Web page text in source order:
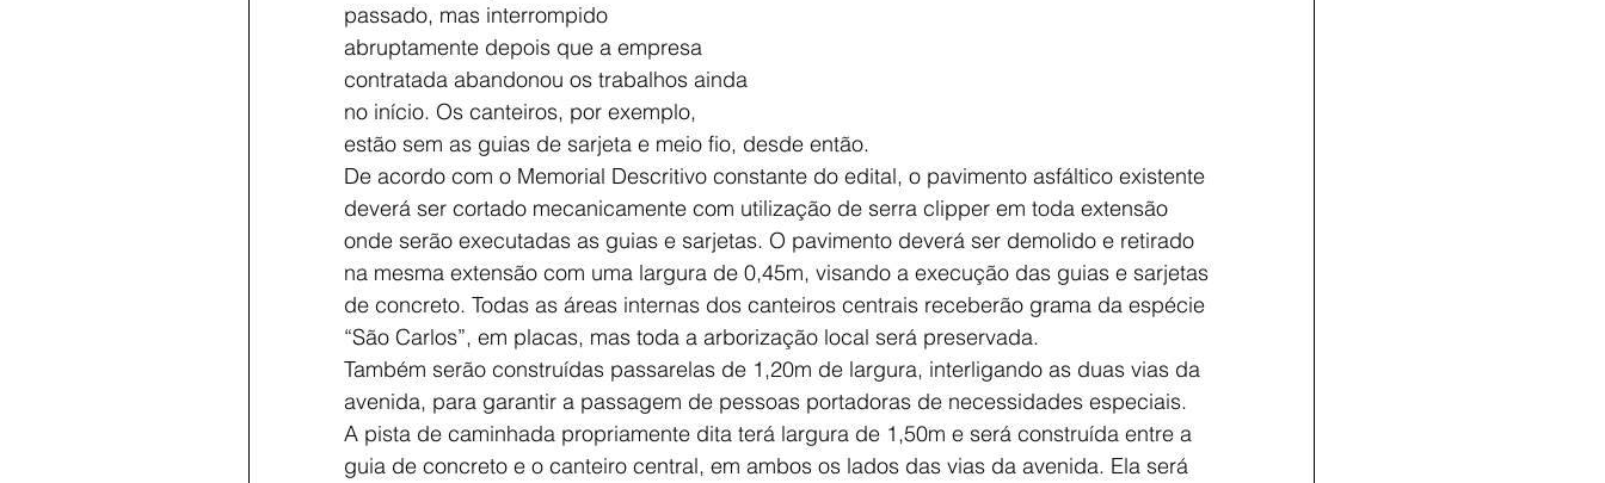
passado, mas interrompido
abruptamente depois que a empresa
contratada abandonou os trabalhos ainda
no início. Os canteiros, por exemplo,
estão sem as guias de sarjeta e meio fio, desde então.
De acordo com o Memorial Descritivo constante do edital, o pavimento asfáltico existente
deverá ser cortado mecanicamente com utilização de serra clipper em toda extensão
onde serão executadas as guias e sarjetas. O pavimento deverá ser demolido e retirado
na mesma extensão com uma largura de 0,45m, visando a execução das guias e sarjetas
de concreto. Todas as áreas internas dos canteiros centrais receberão grama da espécie
“São Carlos”, em placas, mas toda a arborização local será preservada.
Também serão construídas passarelas de 1,20m de largura, interligando as duas vias da
avenida, para garantir a passagem de pessoas portadoras de necessidades especiais.
A pista de caminhada propriamente dita terá largura de 1,50m e será construída entre a
guia de concreto e o canteiro central, em ambos os lados das vias da avenida. Ela será